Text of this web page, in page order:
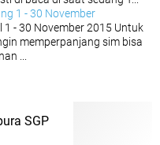
1 - 30 November
- 30 November 2015 Untuk
memperpanjang sim bisa
...
SGP